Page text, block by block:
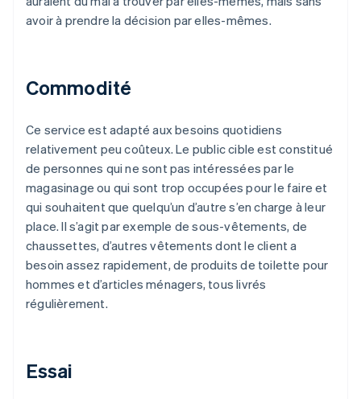
avoir à prendre la décision par elles-mêmes.
Commodité
Ce service est adapté aux besoins quotidiens
relativement peu coûteux. Le public cible est constitué
de personnes qui ne sont pas intéressées par le
magasinage ou qui sont trop occupées pour le faire et
qui souhaitent que quelqu’un d’autre s’en charge à leur
place. Il s’agit par exemple de sous-vêtements, de
chaussettes, d’autres vêtements dont le client a
besoin assez rapidement, de produits de toilette pour
hommes et d’articles ménagers, tous livrés
régulièrement.
Essai